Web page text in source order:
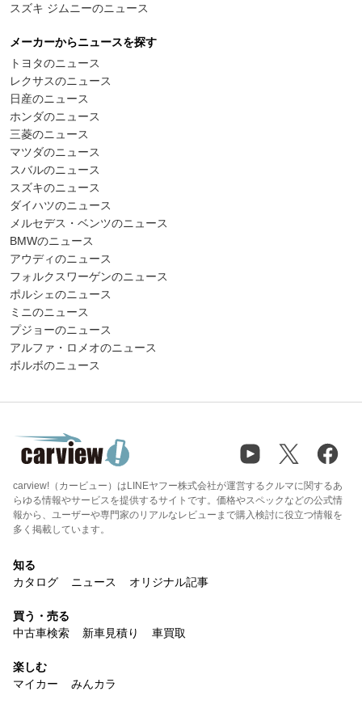
スズキ ジムニーのニュース
メーカーからニュースを探す
トヨタのニュース
レクサスのニュース
日産のニュース
ホンダのニュース
三菱のニュース
マツダのニュース
スバルのニュース
スズキのニュース
ダイハツのニュース
メルセデス・ベンツのニュース
BMWのニュース
アウディのニュース
フォルクスワーゲンのニュース
ポルシェのニュース
ミニのニュース
プジョーのニュース
アルファ・ロメオのニュース
ボルボのニュース
carview!（カービュー）はLINEヤフー株式会社が運営するクルマに関するあ
らゆる情報やサービスを提供するサイトです。価格やスペックなどの公式情
報から、ユーザーや専門家のリアルなレビューまで購入検討に役立つ情報を
多く掲載しています。
知る
カタログ
ニュース オリジナル記事
買う・売る
中古車検索
新車見積り 車買取
楽しむ
マイカー
みんカラ